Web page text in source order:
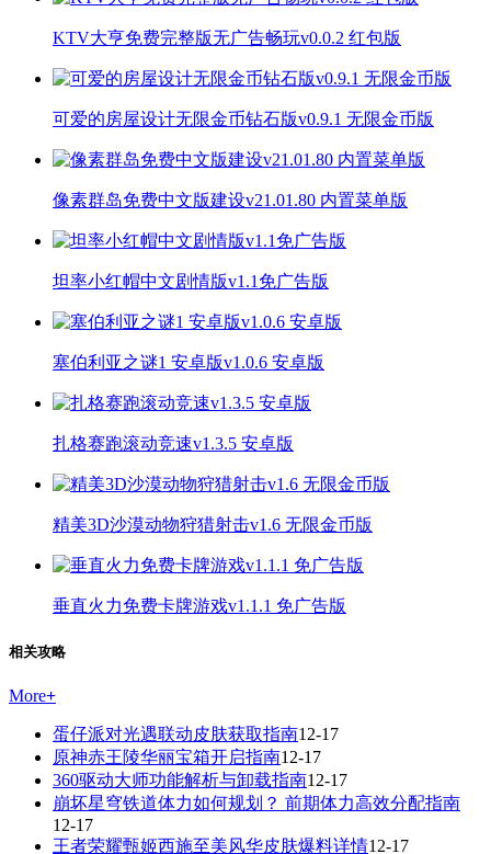
KTV大亨免费完整版无广告畅玩v0.0.2 红包版
可爱的房屋设计无限金币钻石版v0.9.1 无限金币版
像素群岛免费中文版建设v21.01.80 内置菜单版
坦率小红帽中文剧情版v1.1免广告版
塞伯利亚之谜1 安卓版v1.0.6 安卓版
扎格赛跑滚动竞速v1.3.5 安卓版
精美3D沙漠动物狩猎射击v1.6 无限金币版
垂直火力免费卡牌游戏v1.1.1 免广告版
相关攻略
More+
蛋仔派对光遇联动皮肤获取指南12-17
原神赤王陵华丽宝箱开启指南12-17
360驱动大师功能解析与卸载指南12-17
崩坏星穹铁道体力如何规划？ 前期体力高效分配指南
12-17
王者荣耀甄姬西施至美风华皮肤爆料详情12-17